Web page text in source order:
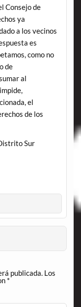
Consejo de
ya
a los vecinos
es
como no
de
al
el
de los
Sur
publicada. Los
*